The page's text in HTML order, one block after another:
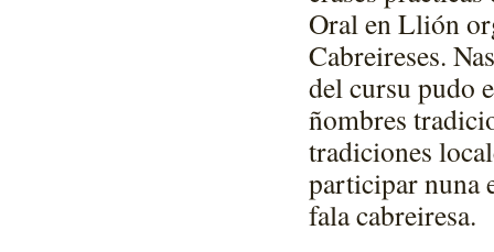
Oral en Llión
Cabreireses.
del cursu pudo
ñombres
tradiciones
participar nuna
fala cabreiresa.